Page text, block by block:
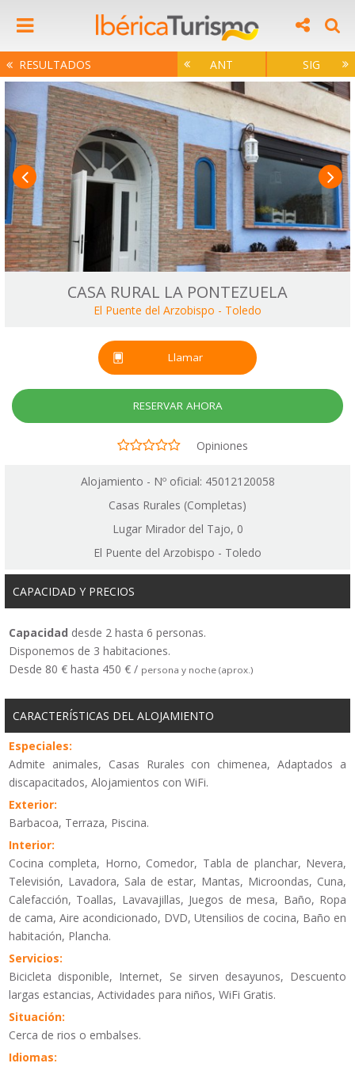
RESULTADOS ANT SIG
CASA RURAL LA PONTEZUELA
El Puente del Arzobispo - Toledo
Llamar
RESERVAR AHORA
Opiniones
Alojamiento - Nº oficial: 45012120058
Casas Rurales (Completas)
Lugar Mirador del Tajo, 0
El Puente del Arzobispo - Toledo
CAPACIDAD Y PRECIOS
Capacidad desde 2 hasta 6 personas.
Disponemos de 3 habitaciones.
Desde 80 € hasta 450 € / persona y noche (aprox.)
CARACTERÍSTICAS DEL ALOJAMIENTO
Especiales:
Admite animales, Casas Rurales con chimenea, Adaptados a
discapacitados, Alojamientos con WiFi.
Exterior:
Barbacoa, Terraza, Piscina.
Interior:
Cocina completa, Horno, Comedor, Tabla de planchar, Nevera,
Televisión, Lavadora, Sala de estar, Mantas, Microondas, Cuna,
Calefacción, Toallas, Lavavajillas, Juegos de mesa, Baño, Ropa
de cama, Aire acondicionado, DVD, Utensilios de cocina, Baño en
habitación, Plancha.
Servicios:
Bicicleta disponible, Internet, Se sirven desayunos, Descuento
largas estancias, Actividades para niños, WiFi Gratis.
Situación:
Cerca de rios o embalses.
Idiomas: